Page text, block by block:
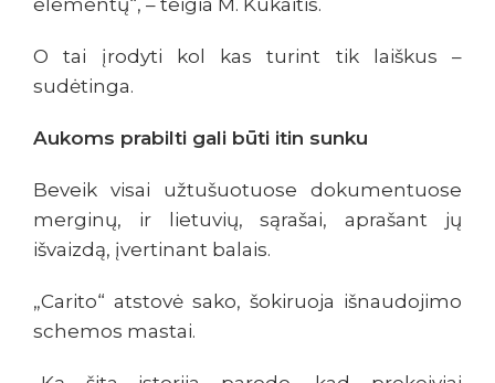
elementų“, – teigia M. Kukaitis.
O tai įrodyti kol kas turint tik laiškus –
sudėtinga.
Aukoms prabilti gali būti itin sunku
Beveik visai užtušuotuose dokumentuose
merginų, ir lietuvių, sąrašai, aprašant jų
išvaizdą, įvertinant balais.
„Carito“ atstovė sako, šokiruoja išnaudojimo
schemos mastai.